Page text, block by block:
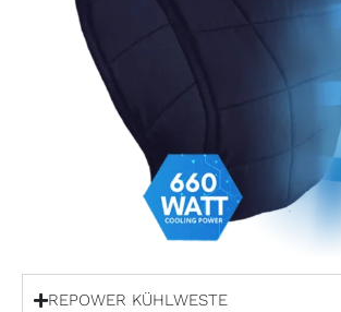
REPOWER KÜHLWESTE